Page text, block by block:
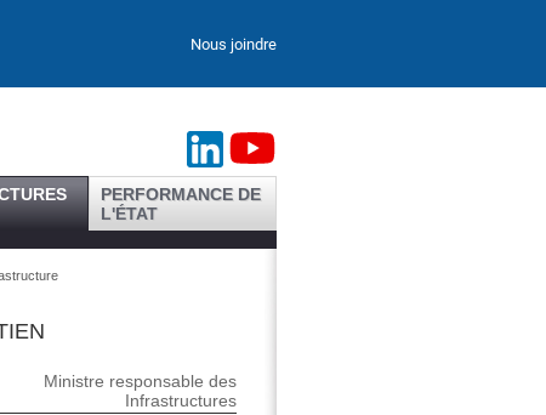
Nous joindre
PERFORMANCE DE
L'ÉTAT
Ministre responsable des
Infrastructures